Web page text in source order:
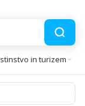
in turizem